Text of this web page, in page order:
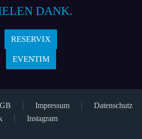
DANK.
RESERVIX
EVENTIM
Impressum
Datenschutz
Instagram